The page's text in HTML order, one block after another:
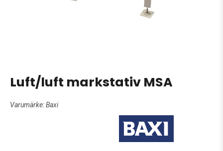
Luft/luft markstativ MSA
Varumärke:Baxi